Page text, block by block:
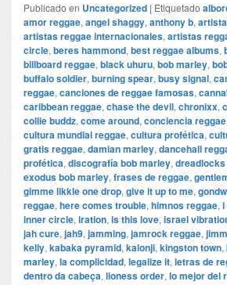
Publicado en Uncategorized | Etiquetado
amor reggae, angel shaggy, anthony b,
artistas reggae internacionales, artistas
circle, beres hammond, best reggae albums,
billboard reggae, black uhuru, bob marley,
buffalo soldier, burning spear, busy signal,
reggae, canciones de reggae famosas,
caribbean reggae, chase the devil, chronixx,
collie buddz, come around, conciencia reggae
cultura mundial reggae, cultura profética,
gratis reggae, damian marley, dancehall
profética, discografía bob marley,
exodus bob marley, frases de reggae,
gimme likkle one drop, give it up to me,
reggae, here comes trouble, himnos reggae, i
inner circle, iration, is this love, israel
jah cure, jah9, jamming, jamrock reggae,
kelly, kabaka pyramid, kalonji, kingston town,
marley, la complicidad, legalize it, letras de
dentro da cabeça, lioness order, lo mejor del